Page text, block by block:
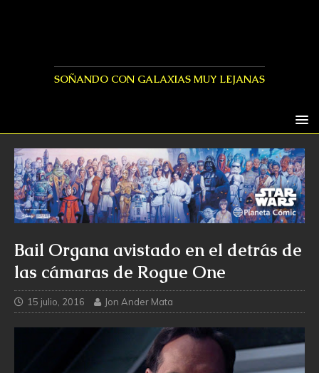
SOÑANDO CON GALAXIAS MUY LEJANAS
Bail Organa avistado en el detrás de
las cámaras de Rogue One
15 julio, 2016 Jon Ander Mata